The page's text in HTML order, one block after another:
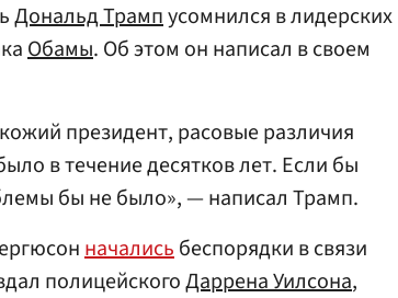
Дональд Трампусомнился в лидерских
Обамы. Об этом он написал в своем
президент, расовые различия
в течение десятков лет. Если бы
бы не было», — написал Трамп.
началисьбеспорядки в связи
полицейскогоДаррена Уилсона,